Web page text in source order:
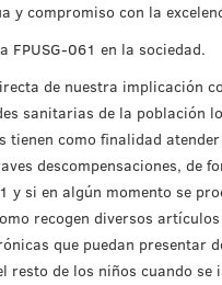
y compromiso con la
FPUSG-061 en la sociedad.
de nuestra implicación
sanitarias de la población
tienen como finalidad
descompensaciones, de
y si en algún momento se
recogen diversos
que puedan presentar
resto de los niños cuando